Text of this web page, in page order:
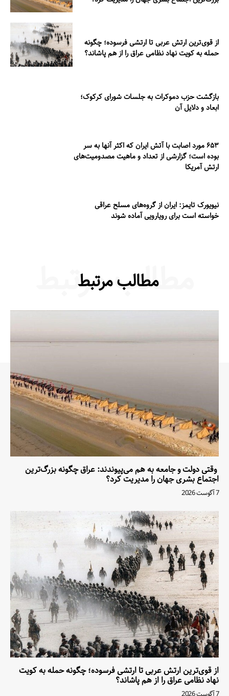
از قوی‌ترین ارتش عربی تا ارتشی فرسوده؛ چگونه
حمله به کویت نهاد نظامی عراق را از هم پاشاند؟
بازگشت حزب دموکرات به جلسات شورای کرکوک؛
ابعاد و دلایل آن
۶۵۳ مورد اصابت با آتش ایران که اکثر آنها به سر
بوده است؛ گزارشی از تعداد و ماهیت مصدومیت‌های
ارتش آمریکا
نیویورک تایمز: ایران از گروه‌های مسلح عراقی
خواسته است برای رویارویی آماده شوند
مطالب مرتبط
مطالب مرتبط
وقتی دولت و جامعه به هم می‌پیوندند: عراق چگونه بزرگ‌ترین
اجتماع بشری جهان را مدیریت کرد؟
7 آگوست 2026
از قوی‌ترین ارتش عربی تا ارتشی فرسوده؛ چگونه حمله به کویت
نهاد نظامی عراق را از هم پاشاند؟